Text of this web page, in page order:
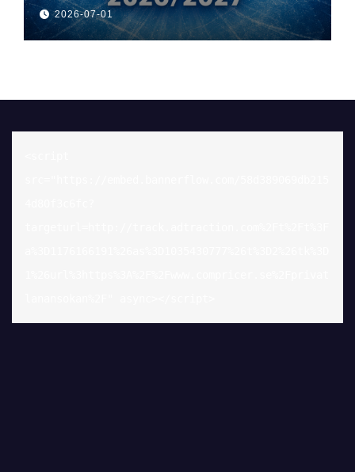
2026-07-01